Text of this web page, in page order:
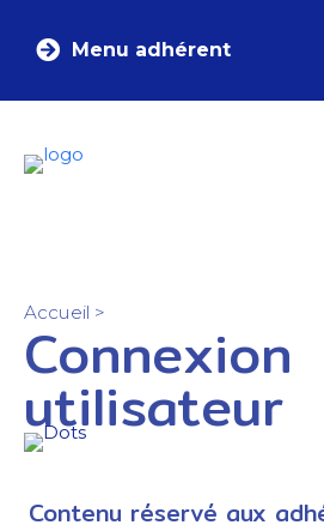
Menu adhérent
Accueil >
Connexion
utilisateur
Contenu réservé aux